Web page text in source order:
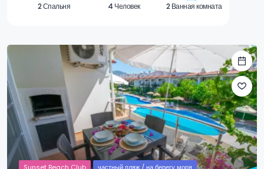
2 Спальня 4 Человек 2 Ванная комната